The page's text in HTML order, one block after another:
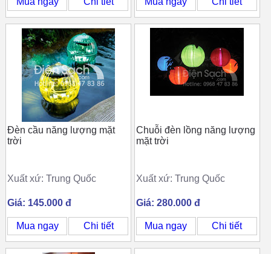
Đèn cầu năng lượng mặt
trời
Xuất xứ: Trung Quốc
Giá: 145.000 đ
Mua ngay Chi tiết
Chuỗi đèn lồng năng lượng
mặt trời
Xuất xứ: Trung Quốc
Giá: 280.000 đ
Mua ngay Chi tiết